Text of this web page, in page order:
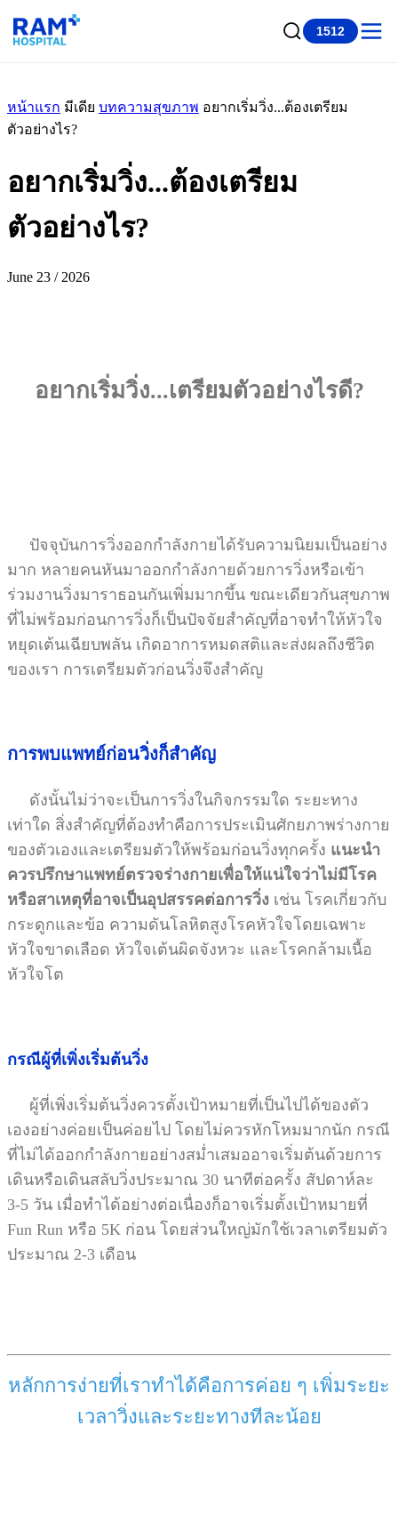
1512
หน้าแรก มีเดีย บทความสุขภาพ อยากเริ่มวิ่ง...ต้องเตรียม
ตัวอย่างไร?
อยากเริ่มวิ่ง...ต้องเตรียม
ตัวอย่างไร?
June 23 / 2026
อยากเริ่มวิ่ง...เตรียมตัวอย่างไรดี?
ปัจจุบันการวิ่งออกกำลังกายได้รับความนิยมเป็นอย่าง
มาก หลายคนหันมาออกกำลังกายด้วยการวิ่งหรือเข้า
ร่วมงานวิ่งมาราธอนกันเพิ่มมากขึ้น ขณะเดียวกันสุขภาพ
ที่ไม่พร้อมก่อนการวิ่งก็เป็นปัจจัยสำคัญที่อาจทำให้หัวใจ
หยุดเต้นเฉียบพลัน เกิดอาการหมดสติและส่งผลถึงชีวิต
ของเรา การเตรียมตัวก่อนวิ่งจึงสำคัญ
การพบแพทย์ก่อนวิ่งก็สำคัญ
ดังนั้นไม่ว่าจะเป็นการวิ่งในกิจกรรมใด ระยะทาง
เท่าใด สิ่งสำคัญที่ต้องทำคือการประเมินศักยภาพร่างกาย
ของตัวเองและเตรียมตัวให้พร้อมก่อนวิ่งทุกครั้ง แนะนำ
ควรปรึกษาแพทย์ตรวจร่างกายเพื่อให้แน่ใจว่าไม่มีโรค
หรือสาเหตุที่อาจเป็นอุปสรรคต่อการวิ่ง เช่น โรคเกี่ยวกับ
กระดูกและข้อ ความดันโลหิตสูงโรคหัวใจโดยเฉพาะ
หัวใจขาดเลือด หัวใจเต้นผิดจังหวะ และโรคกล้ามเนื้อ
หัวใจโต
กรณีผู้ที่เพิ่งเริ่มต้นวิ่ง
ผู้ที่เพิ่งเริ่มต้นวิ่งควรตั้งเป้าหมายที่เป็นไปได้ของตัว
เองอย่างค่อยเป็นค่อยไป โดยไม่ควรหักโหมมากนัก กรณี
ที่ไม่ได้ออกกำลังกายอย่างสม่ำเสมออาจเริ่มต้นด้วยการ
เดินหรือเดินสลับวิ่งประมาณ 30 นาทีต่อครั้ง สัปดาห์ละ
3-5 วัน เมื่อทำได้อย่างต่อเนื่องก็อาจเริ่มตั้งเป้าหมายที่
Fun Run หรือ 5K ก่อน โดยส่วนใหญ่มักใช้เวลาเตรียมตัว
ประมาณ 2-3 เดือน
หลักการง่ายที่เราทำได้คือการค่อย ๆ เพิ่มระยะ
เวลาวิ่งและระยะทางทีละน้อย